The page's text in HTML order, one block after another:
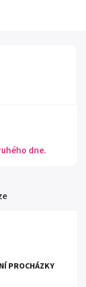
dne.
PROCHÁZKY